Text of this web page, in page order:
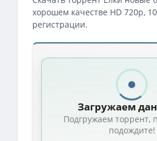
хорошем качестве HD 720p,
регистрации.
Загружаем
Подгружаем торрент,
подождите!